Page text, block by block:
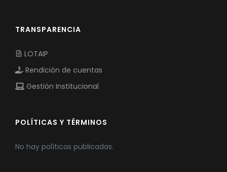
TRANSPARENCIA
LOTAIP
Rendición de cuentas
Gestión Institucional
POLÍTICAS Y TÉRMINOS
No hay políticas publicadas.